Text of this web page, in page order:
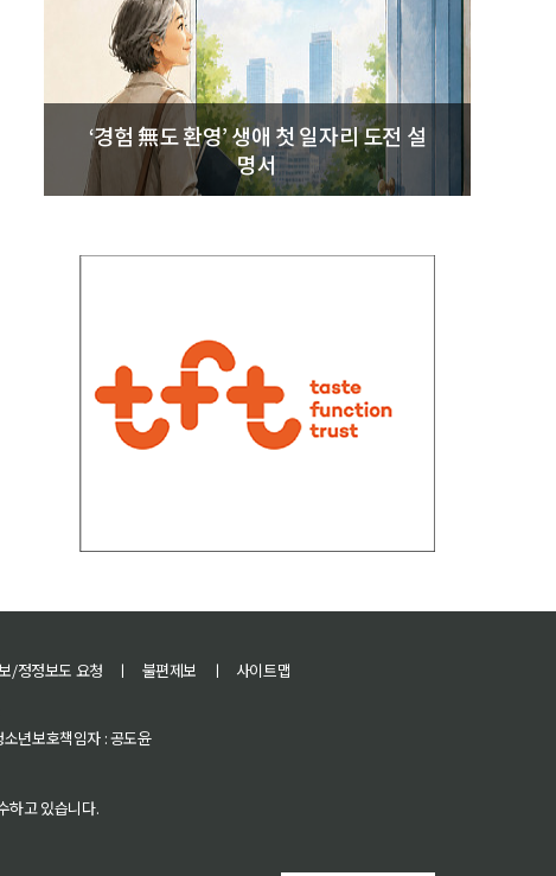
‘경험 無도 환영’ 생애 첫 일자리 도전 설
명서
/정정보도 요청 ㅣ 불편제보 ㅣ
사이트맵
년보호책임자 : 공도윤
하고 있습니다.